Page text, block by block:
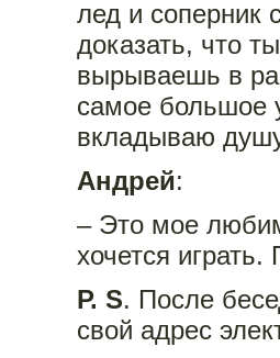
лед и соперник
доказать, что
вырываешь в
самое большое
вкладываю
Андрей:
– Это мое
хочется играть.
Р. S. После
свой адрес